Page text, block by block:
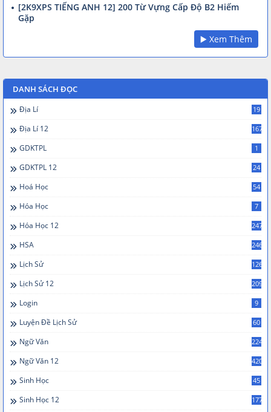
[2K9XPS TIẾNG ANH 12] 200 Từ Vựng Cấp Độ B2 Hiếm
Gặp
▶️ Xem Thêm
DANH SÁCH ĐỌC
Địa Lí 19
Địa Lí 12 167
GDKTPL 1
GDKTPL 12 24
Hoá Học 54
Hóa Học 7
Hóa Học 12 247
HSA 246
Lịch Sử 126
Lịch Sử 12 209
Login 9
Luyện Đề Lịch Sử 60
Ngữ Văn 224
Ngữ Văn 12 420
Sinh Học 45
Sinh Học 12 177